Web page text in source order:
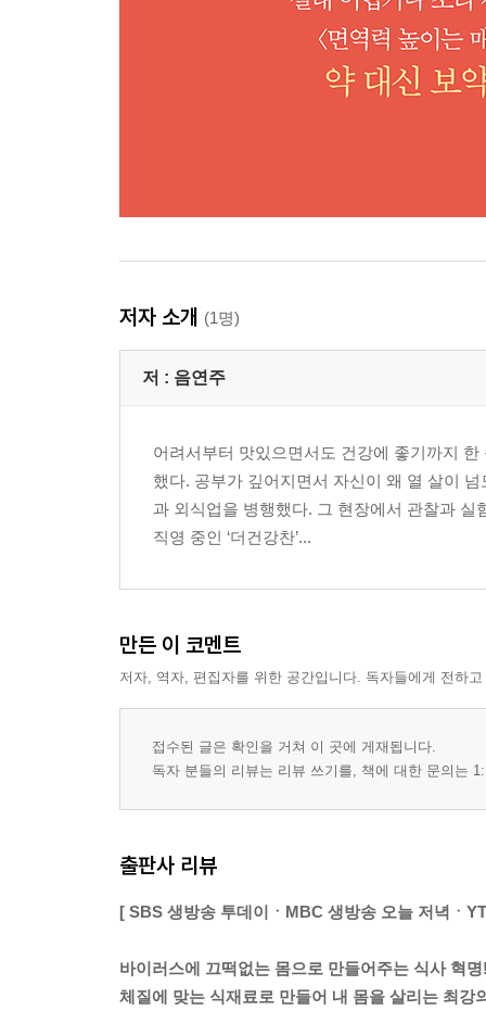
변비에 좋은 수용성 식이섬유 가득 다시마
장도 살리고 근력도 키우는 건강밥
세포 살리는 멸치를 넣어 만든 시래기멸치조림 188
호두를 넣어 장 건강에 더 좋은 우엉호두조림 192
밥 반찬으로도 좋고 식사 대용으로도 좋은
우엉샐러드 193
환절기 감기 예방하고 입맛도 살리는 해독찌개 무
해독의 선수들이 모두 모였다 무황태채무침 197
자연이 준 해독 보약 미나리
혈액을 맑게, 장운동 촉진에도 최고 미나리톳밥 199
콜레스테롤 걱정 뚝, 신장 기운 업 미나리삼겹살말
아삭하고 달큰한 맛 비트나물볶음 203
장과 혈액을 깨끗하게 해독하는 비트물김치 204
양질의 섬유소로 장내 숙변과 부종 해결 콩나물
저자 소개 (1명)
저 : 음연주
어려서부터 맛있으면서도 건강에 좋기까지
했다. 공부가 깊어지면서 자신이 왜 열 살이
과 외식업을 병행했다. 그 현장에서 관찰과
직영 중인 ‘더건강찬’...
만든 이 코멘트
저자, 역자, 편집자를 위한 공간입니다. 독자들에게 전하
접수된 글은 확인을 거쳐 이 곳에 게재됩니다.
독자 분들의 리뷰는 리뷰 쓰기를, 책에 대한 문의는
출판사 리뷰
[ SBS 생방송 투데이ㆍMBC 생방송 오늘 저녁ㆍ
바이러스에 끄떡없는 몸으로 만들어주는 식사 혁
체질에 맞는 식재료로 만들어 내 몸을 살리는 최강